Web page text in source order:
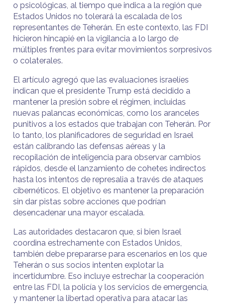
o psicológicas, al tiempo que indica a la región que
Estados Unidos no tolerará la escalada de los
representantes de Teherán. En este contexto, las FDI
hicieron hincapié en la vigilancia a lo largo de
múltiples frentes para evitar movimientos sorpresivos
o colaterales.
El artículo agregó que las evaluaciones israelíes
indican que el presidente Trump está decidido a
mantener la presión sobre el régimen, incluidas
nuevas palancas económicas, como los aranceles
punitivos a los estados que trabajan con Teherán. Por
lo tanto, los planificadores de seguridad en Israel
están calibrando las defensas aéreas y la
recopilación de inteligencia para observar cambios
rápidos, desde el lanzamiento de cohetes indirectos
hasta los intentos de represalia a través de ataques
cibernéticos. El objetivo es mantener la preparación
sin dar pistas sobre acciones que podrían
desencadenar una mayor escalada.
Las autoridades destacaron que, si bien Israel
coordina estrechamente con Estados Unidos,
también debe prepararse para escenarios en los que
Teherán o sus socios intenten explotar la
incertidumbre. Eso incluye estrechar la cooperación
entre las FDI, la policía y los servicios de emergencia,
y mantener la libertad operativa para atacar las